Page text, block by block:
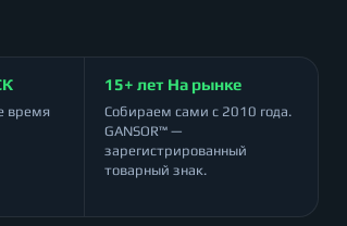
время
15+ лет На рынке
Собираем сами с 2010 года.
GANSOR™ —
зарегистрированный
товарный знак.